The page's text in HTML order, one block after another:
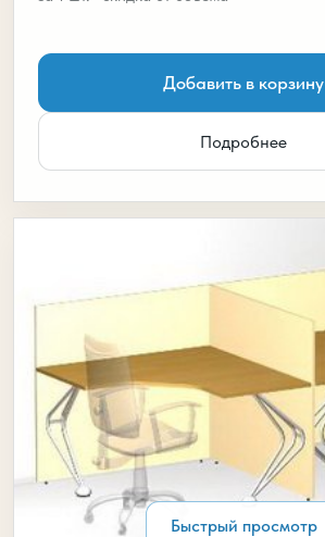
Добавить в корзину
Подробнее
Быстрый просмотр